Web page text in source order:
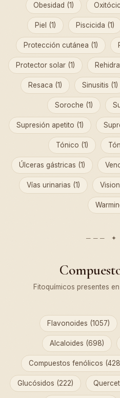
Obesidad (1)
Piel (1) Piscicida (1)
Protección cutánea (1)
Protector solar (1)
Resaca (1) Sinusitis (1)
Soroche (1)
Supresión apetito (1)
Tónico (1)
Úlceras gástricas (1)
Vías urinarias (1)
Fitoquímicos presentes
Flavonoides (1057)
Alcaloides (698)
Compuestos fenólicos
Glucósidos (222)